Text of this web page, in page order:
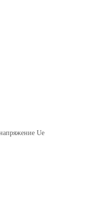
Ue